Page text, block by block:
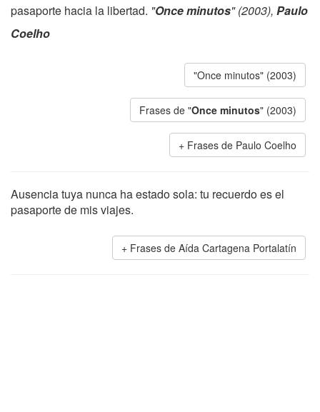
pasaporte hacia la libertad. "Once minutos" (2003), Paulo
Coelho
"Once minutos" (2003)
Frases de "Once minutos" (2003)
Frases de Paulo Coelho
Ausencia tuya nunca ha estado sola: tu recuerdo es el
pasaporte de mis viajes.
Frases de Aída Cartagena Portalatín